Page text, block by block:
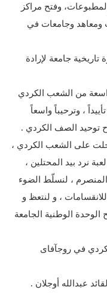
وفتح مراكز
ومعاهد وجامعات في
جامعة لإرادة
من الشعب الكردي
، وترحيباً واسعاً
توحيد الصف الكردي .
حلت على الشعب الكردي ،
نرد بيد المحتلين ،
المنصرم ، لنسلّط الضوء
، و لنتعظ و
الوحدة الوطنية الجامعة
في روجآفاى
عبدالله أوجلان .